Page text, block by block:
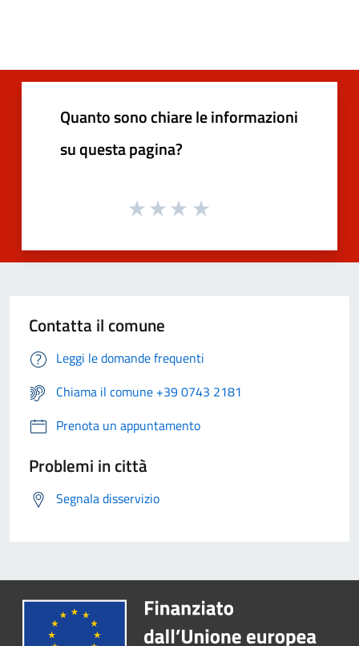
Quanto sono chiare le informazioni
su questa pagina?
Contatta il comune
Leggi le domande frequenti
Chiama il comune +39 0743 2181
Prenota un appuntamento
Problemi in città
Segnala disservizio